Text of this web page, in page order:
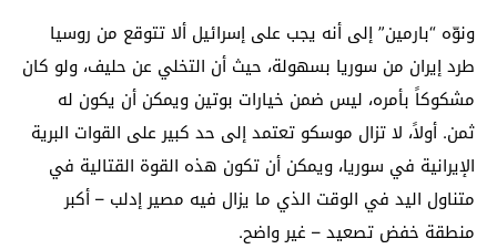
ونوّه “بارمين” إلى أنه يجب على إسرائيل ألا تتوقع من روسيا
طرد إيران من سوريا بسهولة، حيث أن التخلي عن حليف، ولو كان
مشكوكاً بأمره، ليس ضمن خيارات بوتين ويمكن أن يكون له
ثمن. أولاً، لا تزال موسكو تعتمد إلى حد كبير على القوات البرية
الإيرانية في سوريا، ويمكن أن تكون هذه القوة القتالية في
متناول اليد في الوقت الذي ما يزال فيه مصير إدلب – أكبر
منطقة خفض تصعيد – غير واضح.